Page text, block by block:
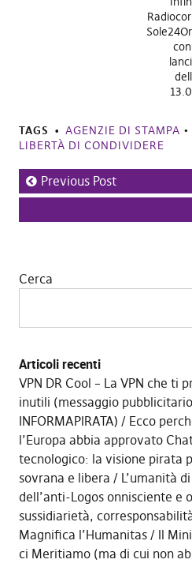
Radiocor
con
TAGS AGENZIE DI STAMPA •
LIBERTÀ DI CONDIVIDERE
Previous Post
Cerca
Articoli recenti
VPN DR Cool – La VPN che ti
inutili (messaggio
INFORMAPIRATA)
Ecco
l’Europa abbia approvato
tecnologico: la visione pirata
sovrana e libera
L’umanità
dell’anti-Logos onnisciente e
sussidiarietà,
Magnifica l’Humanitas
Il
ci Meritiamo (ma di cui non